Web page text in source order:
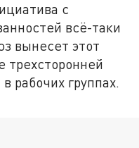
с
всё-таки
вынесет этот
трехсторонней
рабочих группах.